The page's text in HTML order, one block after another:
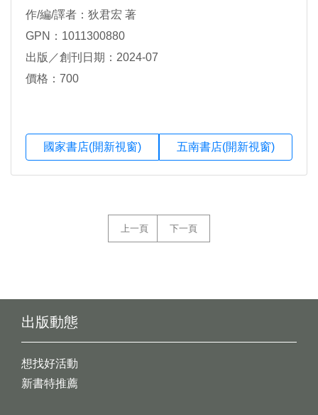
作/編/譯者：狄君宏 著
GPN：1011300880
出版／創刊日期：2024-07
價格：700
國家書店(開新視窗) 五南書店(開新視窗)
上一頁 下一頁
出版動態
想找好活動
新書特推薦